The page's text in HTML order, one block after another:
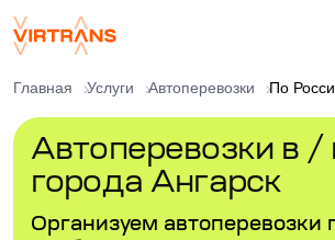
Главная Услуги Автоперевозки По
Автоперевозки в /
города Ангарск
Организуем автоперевозки